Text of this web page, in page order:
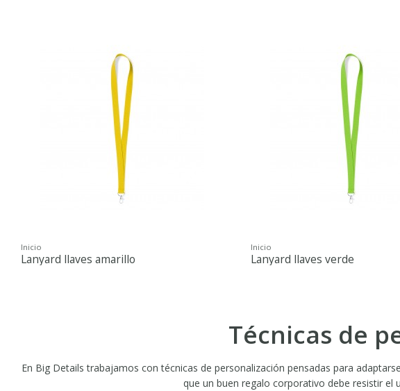
Inicio
Lanyard llaves amarillo
Inicio
Lanyard llaves verde
Técnicas de
En Big Details trabajamos con técnicas de personalización pensadas para
que un buen regalo corporativo debe resistir